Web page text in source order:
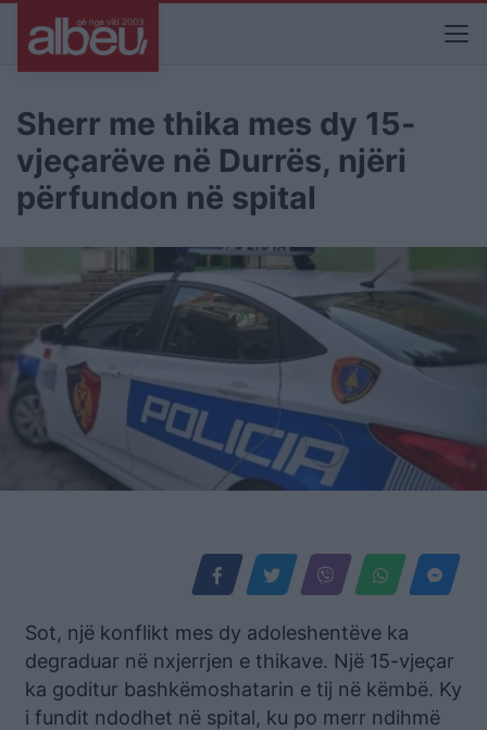
Sherr me thika mes dy 15-
vjeçarëve në Durrës, njëri
përfundon në spital
Sot, një konflikt mes dy adoleshentëve ka
degraduar në nxjerrjen e thikave. Një 15-vjeçar
ka goditur bashkëmoshatarin e tij në këmbë. Ky
i fundit ndodhet në spital, ku po merr ndihmë